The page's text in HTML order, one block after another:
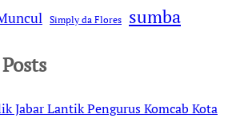
Simply da Flores sumba
Jabar Lantik Pengurus Komcab Kota